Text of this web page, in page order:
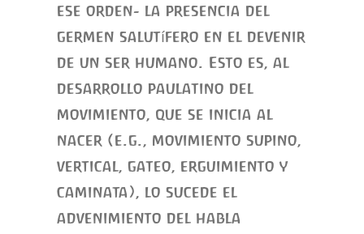
ese orden- la presencia del
germen salutífero en el devenir
de un ser humano. Esto es, al
desarrollo paulatino del
movimiento, que se inicia al
nacer (e.g., movimiento supino,
vertical, gateo, erguimiento y
caminata), lo sucede el
advenimiento del habla